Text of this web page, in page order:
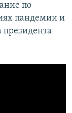
по
пандемии и
президента